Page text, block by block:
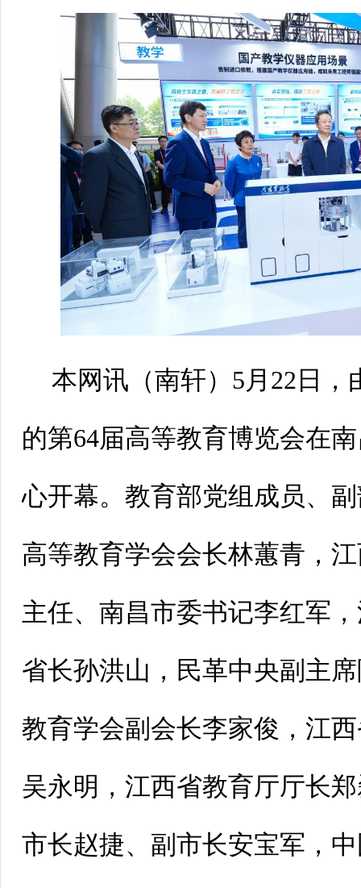
本网讯（南轩）5月22日
的第64届高等教育博览会在
心开幕。教育部党组成员、
高等教育学会会长林蕙青，
主任、南昌市委书记李红军
省长孙洪山，民革中央副主
教育学会副会长李家俊，江
吴永明，江西省教育厅厅长
市长赵捷、副市长安宝军，